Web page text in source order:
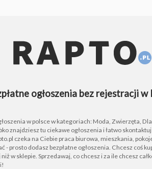
ogłoszenia bez rejestracji w
w polsce w kategoriach: Moda, Zwierzęta, Dla
znajdziesz tu ciekawe ogłoszenia i łatwo
czeka na Ciebie praca biurowa, mieszkania,
- prosto dodasz bezpłatne ogłoszenia. Chcesz coś
w sklepie. Sprzedawaj, co chcesz i za ile chcesz